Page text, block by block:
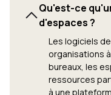
Qu'est-ce
d'espaces ?
Les logiciels
organisations
bureaux, les
ressources
à une